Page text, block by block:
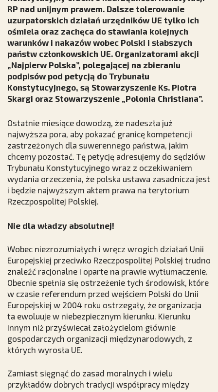
RP nad unijnym prawem. Dalsze tolerowanie
uzurpatorskich działań urzędników UE tylko ich
ośmiela oraz zachęca do stawiania kolejnych
warunków i nakazów wobec Polski i słabszych
państw członkowskich UE. Organizatorami akcji
„Najpierw Polska”, polegającej na zbieraniu
podpisów pod petycją do Trybunału
Konstytucyjnego, są Stowarzyszenie Ks. Piotra
Skargi oraz Stowarzyszenie „Polonia Christiana”.
Ostatnie miesiące dowodzą, że nadeszła już
najwyższa pora, aby pokazać granicę kompetencji
zastrzeżonych dla suwerennego państwa, jakim
chcemy pozostać. Tę petycję adresujemy do sędziów
Trybunału Konstytucyjnego wraz z oczekiwaniem
wydania orzeczenia, że polska ustawa zasadnicza jest
i będzie najwyższym aktem prawa na terytorium
Rzeczpospolitej Polskiej.
Nie dla władzy absolutnej!
Wobec niezrozumiałych i wręcz wrogich działań Unii
Europejskiej przeciwko Rzeczpospolitej Polskiej trudno
znaleźć racjonalne i oparte na prawie wytłumaczenie.
Obecnie spełnia się ostrzeżenie tych środowisk, które
w czasie referendum przed wejściem Polski do Unii
Europejskiej w 2004 roku ostrzegały, że organizacja
ta ewoluuje w niebezpiecznym kierunku. Kierunku
innym niż przyświecał założycielom głównie
gospodarczych organizacji międzynarodowych, z
których wyrosła UE.
Zamiast sięgnąć do zasad moralnych i wielu
przykładów dobrych tradycji współpracy między